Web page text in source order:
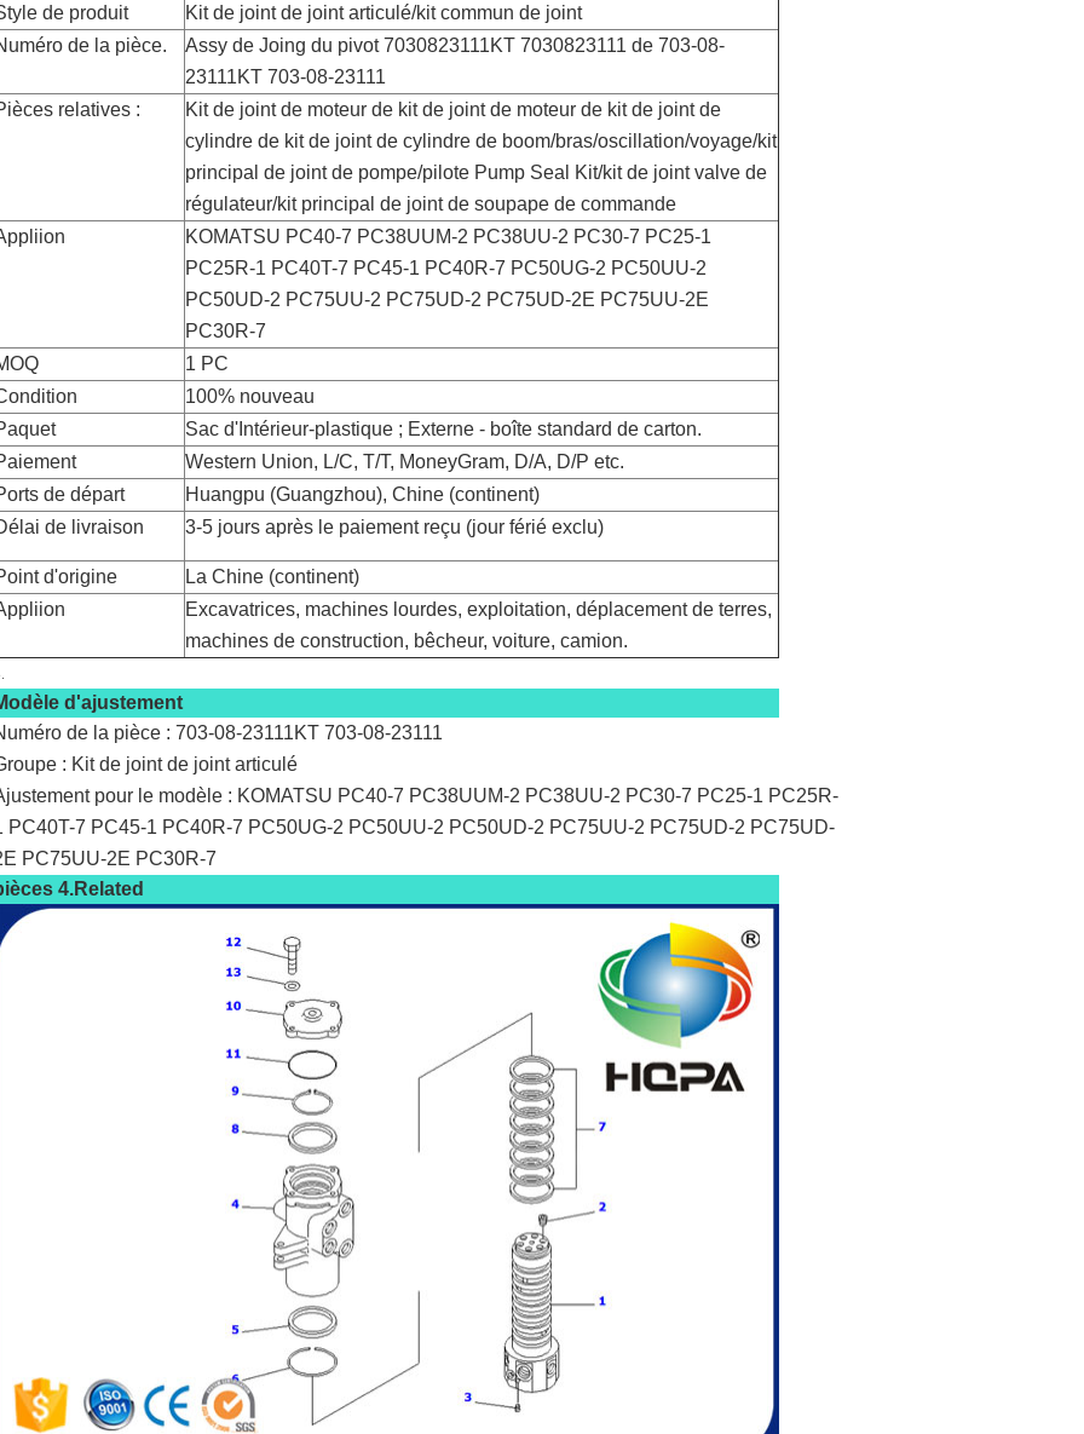
de produit
Kit de joint de joint articulé/kit commun de joint
de la pièce.
Assy de Joing du pivot 7030823111KT 7030823111 de 703-08-
23111KT 703-08-23111
relatives :
Kit de joint de moteur de kit de joint de moteur de kit de joint de
cylindre de kit de joint de cylindre de boom/bras/oscillation/voyage/kit
principal de joint de pompe/pilote Pump Seal Kit/kit de joint valve de
régulateur/kit principal de joint de soupape de commande
KOMATSU PC40-7 PC38UUM-2 PC38UU-2 PC30-7 PC25-1
PC25R-1 PC40T-7 PC45-1 PC40R-7 PC50UG-2 PC50UU-2
PC50UD-2 PC75UU-2 PC75UD-2 PC75UD-2E PC75UU-2E
PC30R-7
1 PC
100% nouveau
Sac d'Intérieur-plastique ; Externe - boîte standard de carton.
Western Union, L/C, T/T, MoneyGram, D/A, D/P etc.
de départ
Huangpu (Guangzhou), Chine (continent)
de livraison
3-5 jours après le paiement reçu (jour férié exclu)
d'origine
La Chine (continent)
Excavatrices, machines lourdes, exploitation, déplacement de terres,
machines de construction, bêcheur, voiture, camion.
d'ajustement
de la pièce : 703-08-23111KT 703-08-23111
: Kit de joint de joint articulé
pour le modèle : KOMATSU PC40-7 PC38UUM-2 PC38UU-2 PC30-7 PC25-1 PC25R-
PC40T-7 PC45-1 PC40R-7 PC50UG-2 PC50UU-2 PC50UD-2 PC75UU-2 PC75UD-2 PC75UD-
PC75UU-2E PC30R-7
4.Related